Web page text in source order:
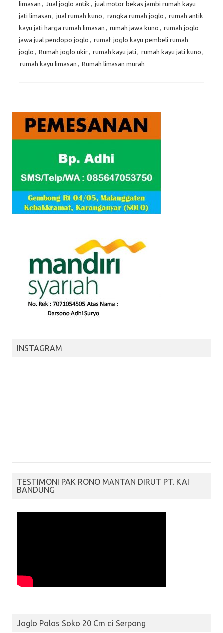
limasan , Jual joglo antik , jual motor bekas jambi rumah kayu
jati limasan , jual rumah kuno , rangka rumah joglo , rumah antik
kayu jati harga rumah limasan , rumah jawa kuno , rumah joglo
jawa jual pendopo joglo , rumah joglo kayu pembeli rumah
joglo , Rumah joglo ukir, rumah kayu jati , rumah kayu jati kuno ,
rumah kayu limasan , Rumah limasan murah
INSTAGRAM
TESTIMONI PAK RONO MANTAN DIRUT PT. KAI
BANDUNG
Joglo Polos Soko 20 Cm di Serpong